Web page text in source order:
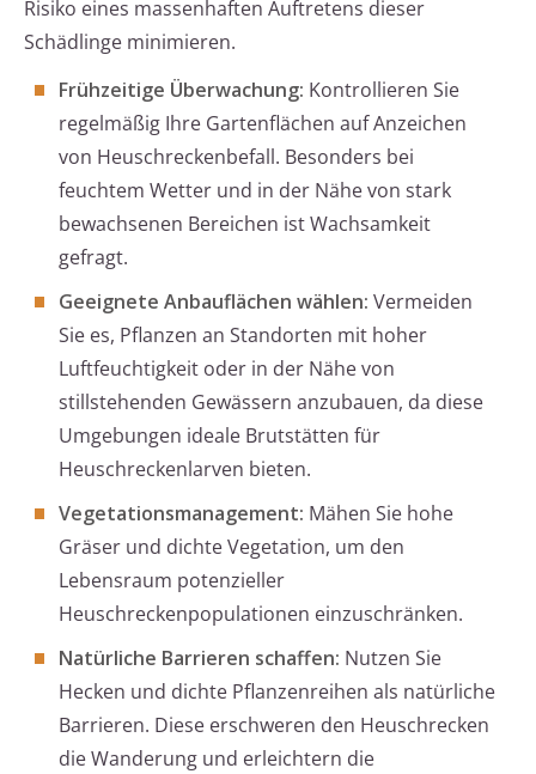
Risiko eines massenhaften Auftretens dieser
Schädlinge minimieren.
Frühzeitige Überwachung: Kontrollieren Sie
regelmäßig Ihre Gartenflächen auf Anzeichen
von Heuschreckenbefall. Besonders bei
feuchtem Wetter und in der Nähe von stark
bewachsenen Bereichen ist Wachsamkeit
gefragt.
Geeignete Anbauflächen wählen: Vermeiden
Sie es, Pflanzen an Standorten mit hoher
Luftfeuchtigkeit oder in der Nähe von
stillstehenden Gewässern anzubauen, da diese
Umgebungen ideale Brutstätten für
Heuschreckenlarven bieten.
Vegetationsmanagement: Mähen Sie hohe
Gräser und dichte Vegetation, um den
Lebensraum potenzieller
Heuschreckenpopulationen einzuschränken.
Natürliche Barrieren schaffen: Nutzen Sie
Hecken und dichte Pflanzenreihen als natürliche
Barrieren. Diese erschweren den Heuschrecken
die Wanderung und erleichtern die